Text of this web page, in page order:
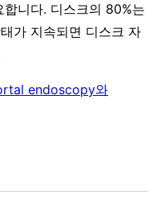
니다. 디스크의 80%는
가 지속되면 디스크 자
endoscopy와